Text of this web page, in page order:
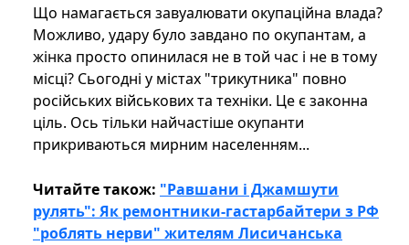
Що намагається завуалювати окупаційна влада?
Можливо, удару було завдано по окупантам, а
жінка просто опинилася не в той час і не в тому
місці? Сьогодні у містах "трикутника" повно
російських військових та техніки. Це є законна
ціль. Ось тільки найчастіше окупанти
прикриваються мирним населенням...
Читайте також: "Равшани і Джамшути
рулять": Як ремонтники-гастарбайтери з РФ
"роблять нерви" жителям Лисичанська